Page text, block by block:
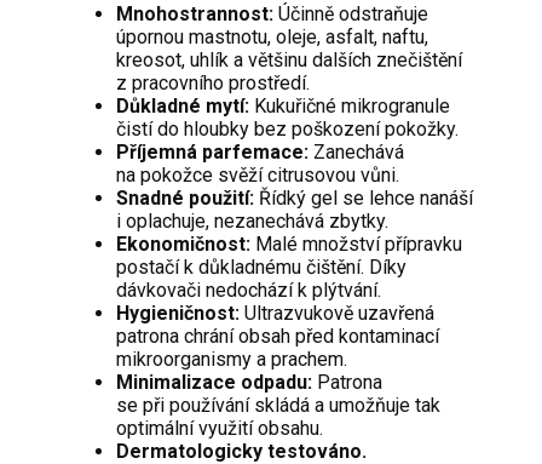
Mnohostrannost: Účinně odstraňuje
úpornou mastnotu, oleje, asfalt, naftu,
kreosot, uhlík a většinu dalších znečištění
z pracovního prostředí.
Důkladné mytí: Kukuřičné mikrogranule
čistí do hloubky bez poškození pokožky.
Příjemná parfemace: Zanechává
na pokožce svěží citrusovou vůni.
Snadné použití: Řídký gel se lehce nanáší
i oplachuje, nezanechává zbytky.
Ekonomičnost: Malé množství přípravku
postačí k důkladnému čištění. Díky
dávkovači nedochází k plýtvání.
Hygieničnost: Ultrazvukově uzavřená
patrona chrání obsah před kontaminací
mikroorganismy a prachem.
Minimalizace odpadu: Patrona
se při používání skládá a umožňuje tak
optimální využití obsahu.
Dermatologicky testováno.